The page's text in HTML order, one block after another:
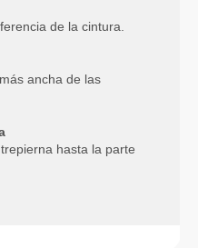
de la cintura.
ancha de las
hasta la parte